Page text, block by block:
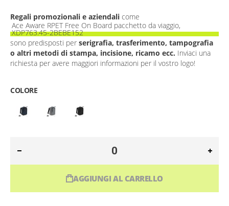
Regali promozionali e aziendali come
Ace Aware RPET Free On Board pacchetto da viaggio,
XDP763.45-2BEBE152
sono predisposti per serigrafia, trasferimento, tampografia
o altri metodi di stampa, incisione, ricamo ecc. Inviaci una
richiesta per avere maggiori informazioni per il vostro logo!
COLORE
AGGIUNGI AL CARRELLO